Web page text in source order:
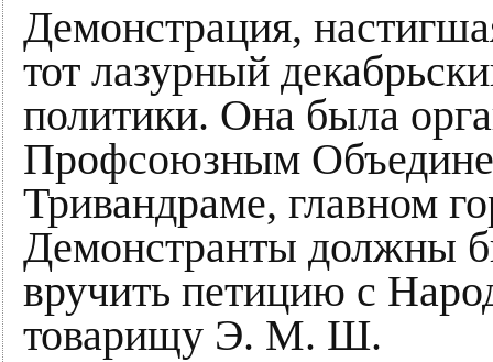
Демонстрация,
тот лазурный
политики. Она была
Профсоюзным
Тривандраме, главном
Демонстранты должны
вручить петицию с
товарищу Э. М. Ш.